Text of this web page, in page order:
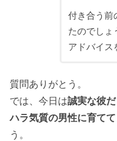
付き合う前
たのでしょ
アドバイス
質問ありがとう。
では、今日は誠実な彼
ハラ気質の男性に育て
う。